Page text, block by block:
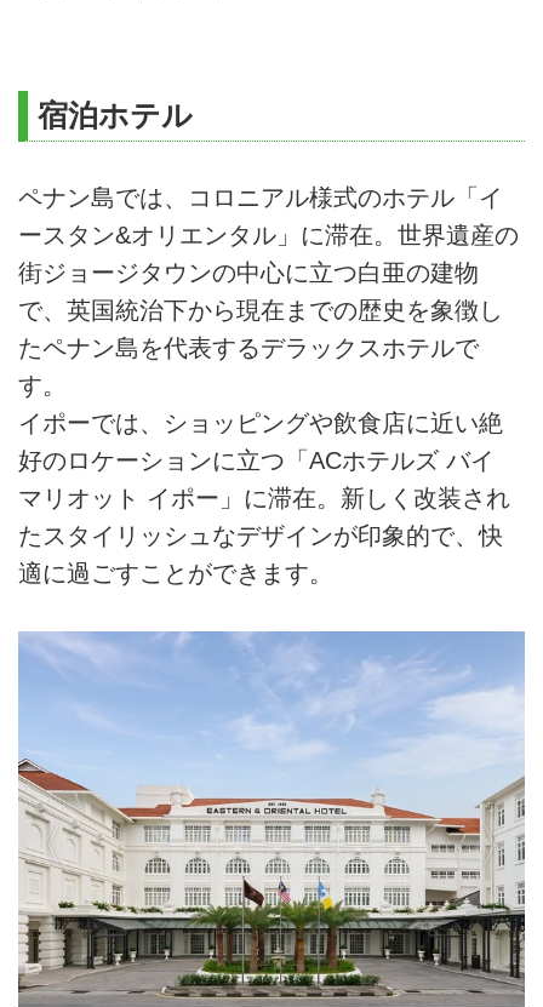
宿泊ホテル
ペナン島では、コロニアル様式のホテル「イ
ースタン&オリエンタル」に滞在。世界遺産の
街ジョージタウンの中心に立つ白亜の建物
で、英国統治下から現在までの歴史を象徴し
たペナン島を代表するデラックスホテルで
す。
イポーでは、ショッピングや飲食店に近い絶
好のロケーションに立つ「ACホテルズ バイ
マリオット イポー」に滞在。新しく改装され
たスタイリッシュなデザインが印象的で、快
適に過ごすことができます。